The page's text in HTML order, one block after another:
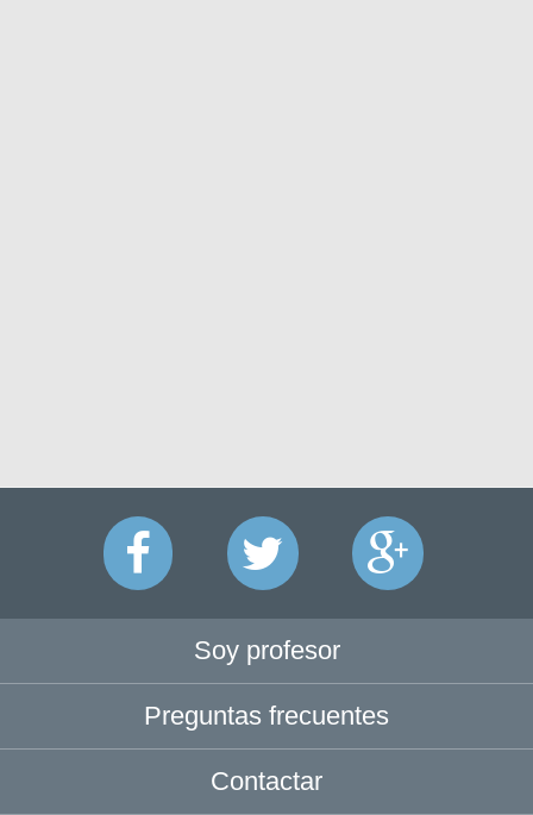
Soy profesor
Preguntas frecuentes
Contactar